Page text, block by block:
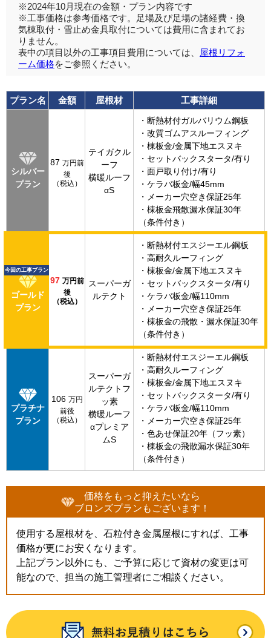
※2024年10月現在の金額・プラン内容です
※工事価格は参考価格です。足場及び足場の諸経費・換
気棟取付・雪止め金具取付については費用に含まれてお
りません。
表中の項目以外の工事項目費用については、
屋根リフォ
ーム価格をご参照ください。
プラン名 金額 屋根材 工事詳細
シルバー
プラン
87 万円前
後
（税込）
テイガクル
ーフ
横暖ルーフ
αS
・断熱材付ガルバリウム鋼板
・改質ゴムアスルーフィング
・棟板金/金属下地エスヌキ
・セットバックスタータ/有り
・面戸取り付け/有り
・ケラバ板金/幅45mm
・メーカー穴空き保証25年
・棟板金飛散漏水保証30年
（条件付き）
今回の工事プラン
ゴールド
プラン
97 万円前
後
（税込）
スーパーガ
ルテクト
・断熱材付エスジーエル鋼板
・高耐久ルーフィング
・棟板金/金属下地エスヌキ
・セットバックスタータ/有り
・ケラバ板金/幅110mm
・メーカー穴空き保証25年
・棟板金の飛散・漏水保証30年
（条件付き）
プラチナ
プラン
106 万円
前後
（税込）
スーパーガ
ルテクトフ
ッ素
横暖ルーフ
αプレミア
ムS
・断熱材付エスジーエル鋼板
・高耐久ルーフィング
・棟板金/金属下地エスヌキ
・セットバックスタータ/有り
・ケラバ板金/幅110mm
・メーカー穴空き保証25年
・色あせ保証20年（フッ素）
・棟板金の飛散漏水保証30年
（条件付き）
価格をもっと抑えたいなら
ブロンズプランもございます！
使用する屋根材を、石粒付き金属屋根にすれば、工事
価格が更にお安くなります。
上記プラン以外にも、ご予算に応じて資材の変更は可
能なので、担当の施工管理者にご相談ください。